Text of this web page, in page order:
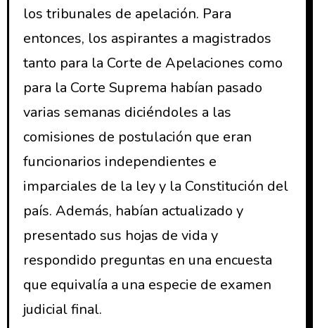
los tribunales de apelación. Para
entonces, los aspirantes a magistrados
tanto para la Corte de Apelaciones como
para la Corte Suprema habían pasado
varias semanas diciéndoles a las
comisiones de postulación que eran
funcionarios independientes e
imparciales de la ley y la Constitución del
país. Además, habían actualizado y
presentado sus hojas de vida y
respondido preguntas en una encuesta
que equivalía a una especie de examen
judicial final.